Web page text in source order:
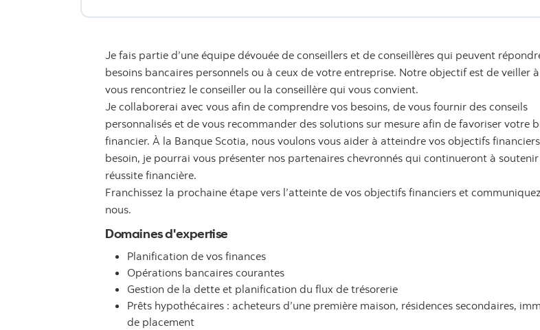
Je fais partie d’une équipe dévouée de conseillers et de conseillères qui peuvent
besoins bancaires personnels ou à ceux de votre entreprise. Notre objectif est de veiller
vous rencontriez le conseiller ou la conseillère qui vous convient.
Je collaborerai avec vous afin de comprendre vos besoins, de vous fournir des conseils
personnalisés et de vous recommander des solutions sur mesure afin de favoriser votre
financier. À la Banque Scotia, nous voulons vous aider à atteindre vos objectifs
besoin, je pourrai vous présenter nos partenaires chevronnés qui continueront à
réussite financière.
Franchissez la prochaine étape vers l’atteinte de vos objectifs financiers et
nous.
Domaines d'expertise
Planification de vos finances
Opérations bancaires courantes
Gestion de la dette et planification du flux de trésorerie
Prêts hypothécaires : acheteurs d’une première maison, résidences secondaires,
de placement